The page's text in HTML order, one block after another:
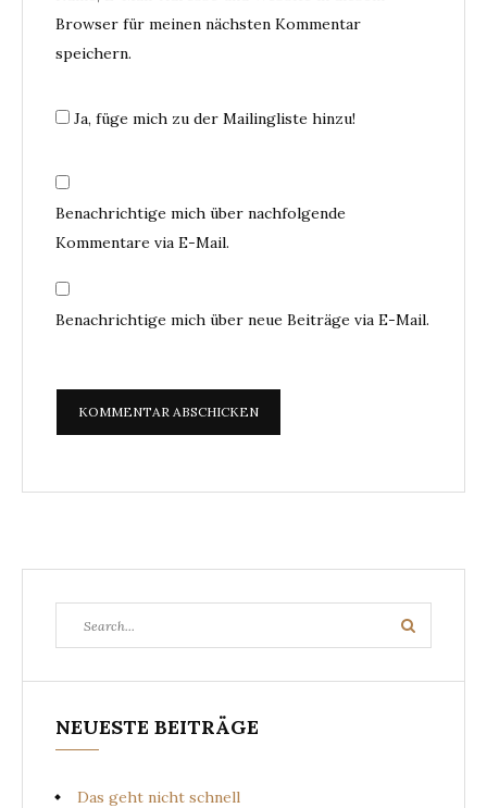
Browser für meinen nächsten Kommentar
speichern.
Ja, füge mich zu der Mailingliste hinzu!
Benachrichtige mich über nachfolgende
Kommentare via E-Mail.
Benachrichtige mich über neue Beiträge via E-Mail.
for:
Search
NEUESTE BEITRÄGE
Das geht nicht schnell